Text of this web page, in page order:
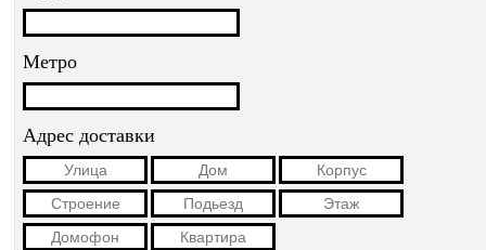
Метро
Адрес доставки